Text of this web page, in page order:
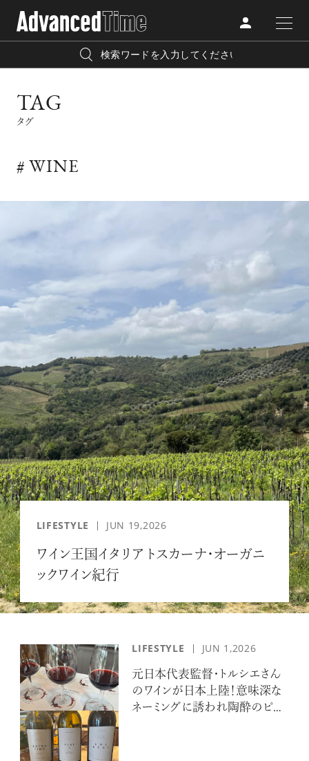
CATEGORY
FASHION
BEAUTY
TRAVEL
LIFESTYLE
FOLLOW US
AdvancedClub
な大人達におくる、スペシャルイシュー満載のメディア。
高感度なファッション、カルチャーに溺愛、未知の幅広い
ライフスタイルを豊かに彩る『AdvancedTime』が発信する
情報をさらに充実し、より速やかに、活用できる
「AdvancedClub」会員組織を設けました。
「AdvancedClub」会員に登録すると、プレゼント応募情報
の一覧、プレミアムな会員限定イベント、ブランドのエクス
クルーシブアイテムの紹介など、特別なコンテンツ情報を
メールマガジンでお届け致します。更に『AdvancedTime』
のタブロイドマガジンのご案内もあり、送付手数料のみを
ご負担いただくことでお手元で『AdvancedTime』をお楽し
みいただけます。
登録は無料です。
一緒に『AdvancedTime』を楽しみましょう！
人気の検索キーワード
リゾート
美白 アイメイク
TAG
タグ
# WINE
LIFESTYLE JUN 19,2026
ワイン王国イタリア トスカーナ・オーガニ
ックワイン紀行
LIFESTYLE JUN 1,2026
元日本代表監督・トルシエさん
のワインが日本上陸！意味深な
ネーミングに誘われ陶酔のピッ